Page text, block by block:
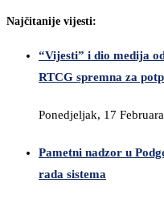
Najčitanije vijesti:
“Vijesti” i dio medija
RTCG spremna za
Ponedjeljak, 17
Pametni nadzor u
rada sistema